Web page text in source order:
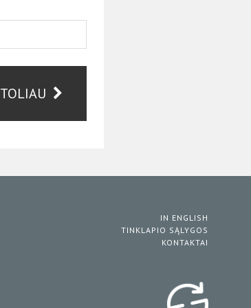
TOLIAU
IN ENGLISH
TINKLAPIO SĄLYGOS
KONTAKTAI